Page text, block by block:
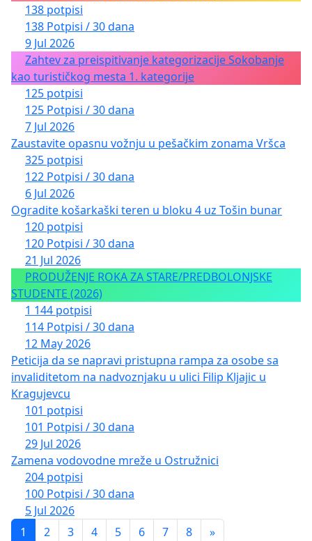
138 potpisi
138 Potpisi / 30 dana
9 Jul 2026
Zahtev za preispitivanje kategorizacije Sokobanje
kao turističkog mesta 1. kategorije
125 potpisi
125 Potpisi / 30 dana
7 Jul 2026
Zaustavite opasnu vožnju u pešačkim zonama Vršca
325 potpisi
122 Potpisi / 30 dana
6 Jul 2026
Ogradite košarkaški teren u bloku 4 uz Tošin bunar
120 potpisi
120 Potpisi / 30 dana
21 Jul 2026
PRODUŽENJE ROKA ZA STARE/PREDBOLONJSKE
STUDENTE (2026)
1 144 potpisi
114 Potpisi / 30 dana
12 May 2026
Peticija da se napravi pristupna rampa za osobe sa
invaliditetom na nadvoznjaku u ulici Filip Kljajic u
Kragujevcu
101 potpisi
101 Potpisi / 30 dana
29 Jul 2026
Zamena vodovodne mreže u Ostružnici
204 potpisi
100 Potpisi / 30 dana
5 Jul 2026
1
2 3 4 5 6 7 8 »